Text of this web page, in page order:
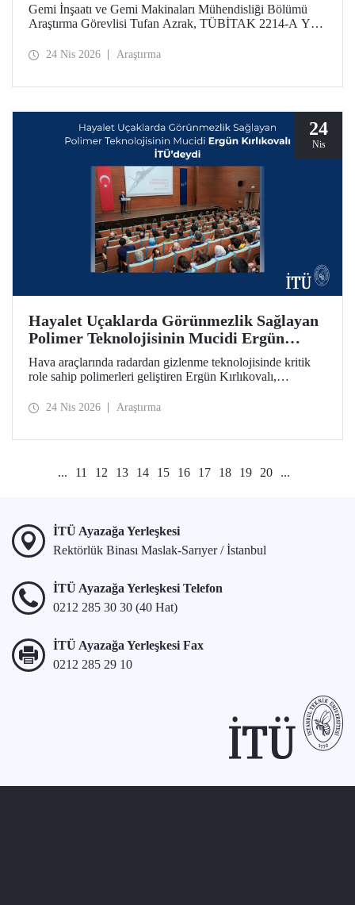
Gemi İnşaatı ve Gemi Makinaları Mühendisliği Bölümü
Araştırma Görevlisi Tufan Azrak, TÜBİTAK 2214-A Yurt
desteklenmeye hak kazandı.
24 Nis 2026 Araştırma
24
Nis
Hayalet Uçaklarda Görünmezlik Sağlayan
Polimer Teknolojisinin Mucidi Ergün
Kırlıkovalı, İTÜ’deydi
Hava araçlarında radardan gizlenme teknolojisinde kritik
role sahip polimerleri geliştiren Ergün Kırlıkovalı,
İTÜ’lülerle bir araya geldi.
24 Nis 2026 Araştırma
... 11 12 13 14 15 16 17 18 19 20 ...
İTÜ Ayazağa Yerleşkesi
Rektörlük Binası Maslak-Sarıyer / İstanbul
İTÜ Ayazağa Yerleşkesi Telefon
0212 285 30 30 (40 Hat)
İTÜ Ayazağa Yerleşkesi Fax
0212 285 29 10